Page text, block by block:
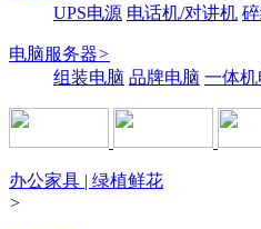
UPS电源 电话机/对讲机
电脑服务器>
组装电脑 品牌电脑 一体机
办公家具 | 绿植鲜花
>